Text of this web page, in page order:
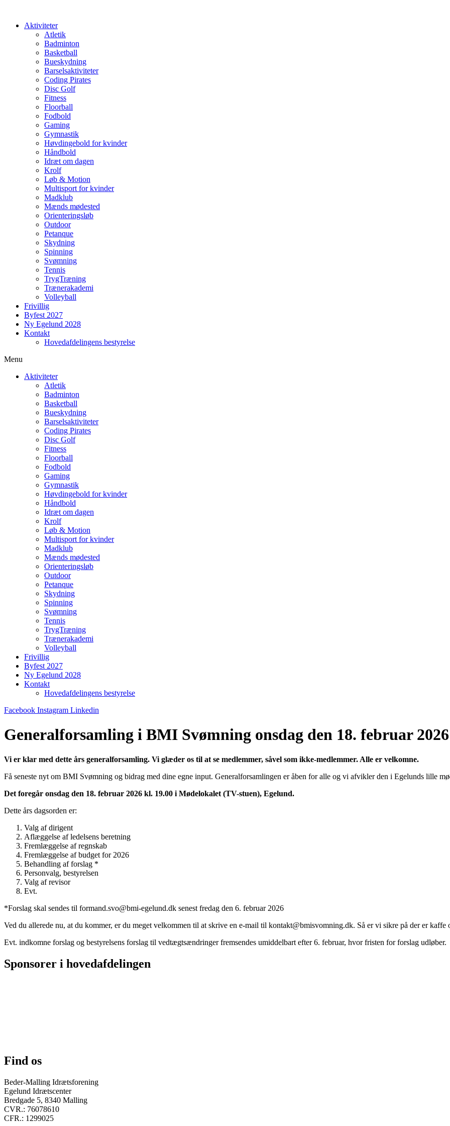
indholdAktiviteter
Atletik
Badminton
Basketball
Bueskydning
Barselsaktiviteter
Coding Pirates
Disc Golf
Fitness
Floorball
Fodbold
Gaming
Gymnastik
Høvdingebold for kvinder
Håndbold
Idræt om dagen
Krolf
Løb & Motion
Multisport for kvinder
Madklub
Mænds mødested
Orienteringsløb
Outdoor
Petanque
Skydning
Spinning
Svømning
Tennis
TrygTræning
Trænerakademi
Volleyball
Frivillig
Byfest 2027
Ny Egelund 2028
Kontakt
Hovedafdelingens bestyrelse
Menu
Aktiviteter
Atletik
Badminton
Basketball
Bueskydning
Barselsaktiviteter
Coding Pirates
Disc Golf
Fitness
Floorball
Fodbold
Gaming
Gymnastik
Høvdingebold for kvinder
Håndbold
Idræt om dagen
Krolf
Løb & Motion
Multisport for kvinder
Madklub
Mænds mødested
Orienteringsløb
Outdoor
Petanque
Skydning
Spinning
Svømning
Tennis
TrygTræning
Trænerakademi
Volleyball
Frivillig
Byfest 2027
Ny Egelund 2028
Kontakt
Hovedafdelingens bestyrelse
Facebook Instagram Linkedin
Generalforsamling i BMI Svømning onsdag den 18. februar 2026
Vi er klar med dette års generalforsamling. Vi glæder os til at se medlemmer, såvel som ikke-medlemmer. Alle er velkomne.
Få seneste nyt om BMI Svømning og bidrag med dine egne input. Generalforsamlingen er åben for alle og vi afvikler den i Egelunds lille
Det foregår onsdag den 18. februar 2026 kl. 19.00 i Mødelokalet (TV-stuen), Egelund.
Dette års dagsorden er:
Valg af dirigent
Aflæggelse af ledelsens beretning
Fremlæggelse af regnskab
Fremlæggelse af budget for 2026
Behandling af forslag *
Personvalg, bestyrelsen
Valg af revisor
Evt.
*Forslag skal sendes til formand.svo@bmi-egelund.dk senest fredag den 6. februar 2026
Ved du allerede nu, at du kommer, er du meget velkommen til at skrive en e-mail til kontakt@bmisvomning.dk. Så er vi sikre på der er kaffe
Evt. indkomne forslag og bestyrelsens forslag til vedtægtsændringer fremsendes umiddelbart efter 6. februar, hvor fristen for forslag udløber.
Sponsorer i hovedafdelingen
Find os
Beder-Malling Idrætsforening
Egelund Idrætscenter
Bredgade 5, 8340 Malling
CVR.: 76078610
CFR.: 1299025